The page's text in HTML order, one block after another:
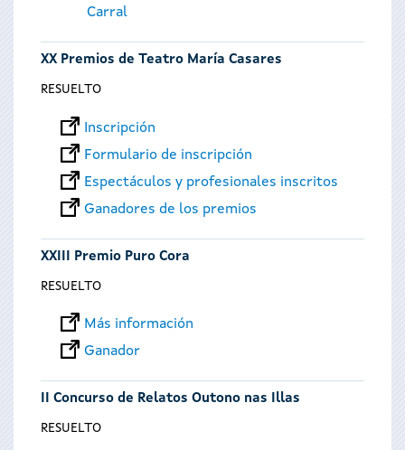
Carral
XX Premios de Teatro María Casares
RESUELTO
Inscripción
Formulario de inscripción
Espectáculos y profesionales inscritos
Ganadores de los premios
XXIII Premio Puro Cora
RESUELTO
Más información
Ganador
II Concurso de Relatos Outono nas Illas
RESUELTO